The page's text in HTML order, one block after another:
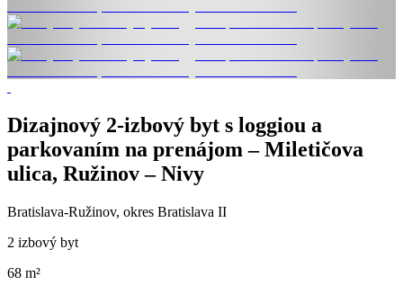
Dizajnový 2-izbový byt s loggiou a
parkovaním na prenájom – Miletičova
ulica, Ružinov – Nivy
Bratislava-Ružinov, okres Bratislava II
2 izbový byt
68 m²